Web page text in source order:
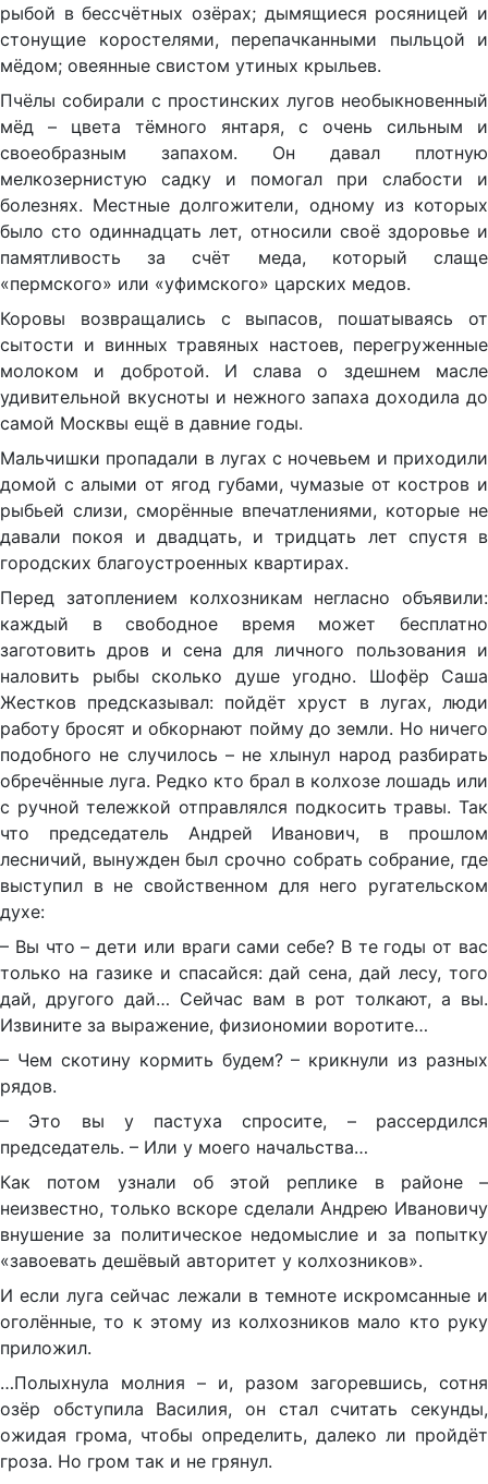
рыбой в бессчётных озёрах; дымящиеся росяницей и
стонущие коростелями, перепачканными пыльцой и
мёдом; овеянные свистом утиных крыльев.
Пчёлы собирали с простинских лугов необыкновенный
мёд – цвета тёмного янтаря, с очень сильным и
своеобразным запахом. Он давал плотную
мелкозернистую садку и помогал при слабости и
болезнях. Местные долгожители, одному из которых
было сто одиннадцать лет, относили своё здоровье и
памятливость за счёт меда, который слаще
«пермского» или «уфимского» царских медов.
Коровы возвращались с выпасов, пошатываясь от
сытости и винных травяных настоев, перегруженные
молоком и добротой. И слава о здешнем масле
удивительной вкусноты и нежного запаха доходила до
самой Москвы ещё в давние годы.
Мальчишки пропадали в лугах с ночевьем и приходили
домой с алыми от ягод губами, чумазые от костров и
рыбьей слизи, сморённые впечатлениями, которые не
давали покоя и двадцать, и тридцать лет спустя в
городских благоустроенных квартирах.
Перед затоплением колхозникам негласно объявили:
каждый в свободное время может бесплатно
заготовить дров и сена для личного пользования и
наловить рыбы сколько душе угодно. Шофёр Саша
Жестков предсказывал: пойдёт хруст в лугах, люди
работу бросят и обкорнают пойму до земли. Но ничего
подобного не случилось – не хлынул народ разбирать
обречённые луга. Редко кто брал в колхозе лошадь или
с ручной тележкой отправлялся подкосить травы. Так
что председатель Андрей Иванович, в прошлом
лесничий, вынужден был срочно собрать собрание, где
выступил в не свойственном для него ругательском
духе:
– Вы что – дети или враги сами себе? В те годы от вас
только на газике и спасайся: дай сена, дай лесу, того
дай, другого дай… Сейчас вам в рот толкают, а вы.
Извините за выражение, физиономии воротите…
– Чем скотину кормить будем? – крикнули из разных
рядов.
– Это вы у пастуха спросите, – рассердился
председатель. – Или у моего начальства…
Как потом узнали об этой реплике в районе –
неизвестно, только вскоре сделали Андрею Ивановичу
внушение за политическое недомыслие и за попытку
«завоевать дешёвый авторитет у колхозников».
И если луга сейчас лежали в темноте искромсанные и
оголённые, то к этому из колхозников мало кто руку
приложил.
…Полыхнула молния – и, разом загоревшись, сотня
озёр обступила Василия, он стал считать секунды,
ожидая грома, чтобы определить, далеко ли пройдёт
гроза. Но гром так и не грянул.